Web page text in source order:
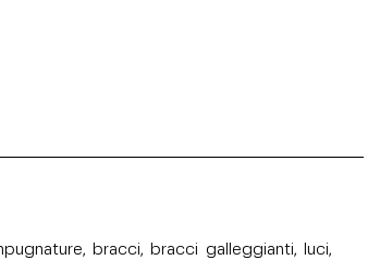
bracci, bracci galleggianti, luci,